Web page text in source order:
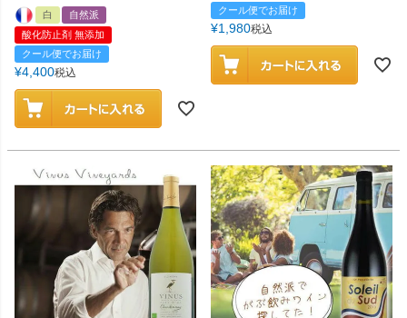
白
自然派
酸化防止剤 無添加
クール便でお届け
¥4,400税込
クール便でお届け
¥1,980税込